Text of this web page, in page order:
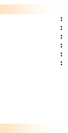
:
:
:
:
:
: